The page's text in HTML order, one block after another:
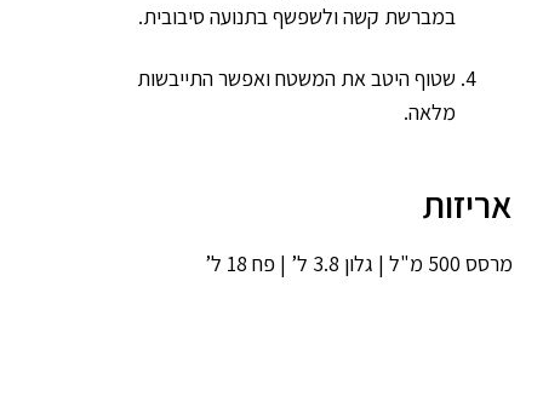
במברשת קשה ולשפשף בתנועה סיבובית.
שטוף היטב את המשטח ואפשר התייבשות
מלאה.
אריזות
מרסס 500 מ"ל | גלון 3.8 ל’ | פח 18 ל’